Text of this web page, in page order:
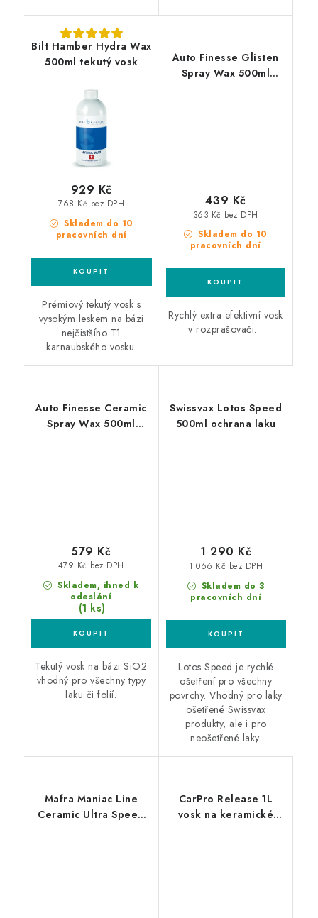
Bilt Hamber Hydra Wax
500ml tekutý vosk
Skladem do 10
pracovních dní
768 Kč bez DPH
929 Kč
Prémiový tekutý vosk s
vysokým leskem na bázi
nejčistšího T1
karnaubského vosku.
Auto Finesse Glisten
Spray Wax 500ml
Skladem do 10
pracovních dní
363 Kč bez DPH
439 Kč
Rychlý extra efektivní vosk
v rozprašovači.
Auto Finesse Ceramic
Spray Wax 500ml
Skladem, ihned k
odeslání
(1 ks)
479 Kč bez DPH
579 Kč
Tekutý vosk na bázi SiO2
vhodný pro všechny typy
laku či folií.
Swissvax Lotos Speed
500ml ochrana laku
Skladem do 3
pracovních dní
1 066 Kč bez DPH
1 290 Kč
Lotos Speed je rychlé
ošetření pro všechny
povrchy. Vhodný pro laky
ošetřené Swissvax
produkty, ale i pro
neošetřené laky.
Mafra Maniac Line
Ceramic Ultra Speed
CarPro Release 1L
vosk na keramické